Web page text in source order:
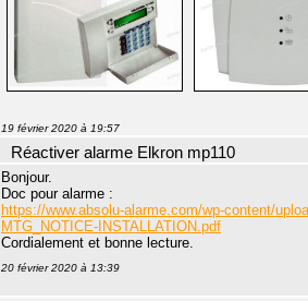
19 février 2020 à 19:57
Réactiver alarme Elkron mp110
Bonjour.
Doc pour alarme :
https://www.absolu-alarme.com/wp-content/
MTG_NOTICE-INSTALLATION.pdf
Cordialement et bonne lecture.
20 février 2020 à 13:39